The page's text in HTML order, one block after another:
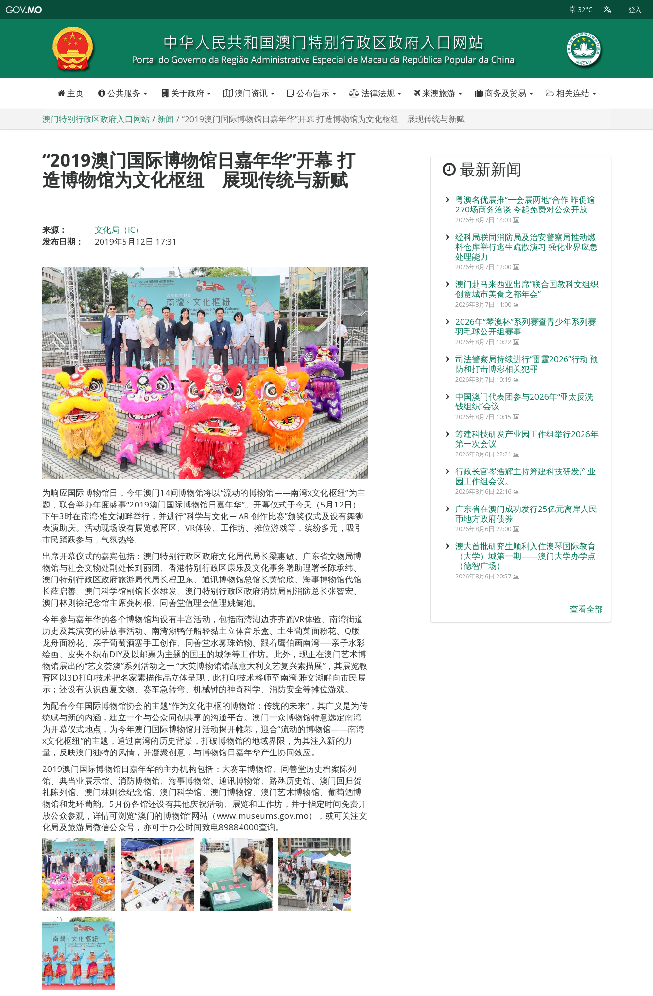
特
政
区
政
口
32°C 登入
主页 公共服务 关于政府 澳门资讯 公布告示 法律法规 来澳旅游 商务及贸易 相关连结
澳门特别行政区政府入口网站 新闻 “2019澳门国际博物馆日嘉年华”开幕 打造博物馆为文化枢纽 展现传统与新赋
“2019澳门国际博物馆日嘉年华”开幕 打
造博物馆为文化枢纽 展现传统与新赋
来源：
文化局（IC）
发布日期：
2019年5月12日 17:31
为响应国际博物馆日，今年澳门14间博物馆将以“流动的博物馆——南湾x文化枢纽”为主
题，联合举办年度盛事“2019澳门国际博物馆日嘉年华”。开幕仪式于今天（5月12日）
下午3时在南湾‧雅文湖畔举行，并进行“科学与文化 ─ AR 创作比赛”颁奖仪式及设有舞狮
表演助庆。活动现场设有展览教育区、VR体验、工作坊、摊位游戏等，缤纷多元，吸引
市民踊跃参与，气氛热络。
出席开幕仪式的嘉宾包括：澳门特别行政区政府文化局代局长梁惠敏、广东省文物局博
物馆与社会文物处副处长刘丽团、香港特别行政区康乐及文化事务署助理署长陈承纬、
澳门特别行政区政府旅游局代局长程卫东、通讯博物馆总馆长黄锦欣、海事博物馆代馆
长薛启善、澳门科学馆副馆长张雄发、澳门特别行政区政府消防局副消防总长张智宏、
澳门林则徐纪念馆主席龚树根、同善堂值理会值理姚健池。
今年参与嘉年华的各个博物馆均设有丰富活动，包括南湾湖边齐齐跑VR体验、南湾街道
历史及其演变的讲故事活动、南湾湖鸭仔船轻黏土立体音乐盒、土生葡菜面粉花、Q版
龙舟面粉花、亲子葡萄酒塞手工创作、同善堂水雾珠饰物、跟着鹰伯画南湾──亲子水彩
绘画、皮夹不织布DIY及以邮票为主题的国王的城堡等工作坊。此外，现正在澳门艺术博
物馆展出的“艺文荟澳”系列活动之一 “大英博物馆馆藏意大利文艺复兴素描展”，其展览教
育区以3D打印技术把名家素描作品立体呈现，此打印技术移师至南湾‧雅文湖畔向市民展
示；还设有认识西夏文物、赛车急转弯、机械钟的神奇科学、消防安全等摊位游戏。
为配合今年国际博物馆协会的主题“作为文化中枢的博物馆：传统的未来”，其广义是为传
统赋与新的内涵，建立一个与公众同创共享的沟通平台。澳门一众博物馆特意选定南湾
为开幕仪式地点，为今年澳门国际博物馆月活动揭开帷幕，迎合“流动的博物馆——南湾
x文化枢纽”的主题，通过南湾的历史背景，打破博物馆的地域界限，为其注入新的力
量，反映澳门独特的风情，并凝聚创意，与博物馆日嘉年华产生协同效应。
2019澳门国际博物馆日嘉年华的主办机构包括：大赛车博物馆、同善堂历史档案陈列
馆、典当业展示馆、消防博物馆、海事博物馆、通讯博物馆、路氹历史馆、澳门回归贺
礼陈列馆、澳门林则徐纪念馆、澳门科学馆、澳门博物馆、澳门艺术博物馆、葡萄酒博
物馆和龙环葡韵。5月份各馆还设有其他庆祝活动、展览和工作坊，并于指定时间免费开
放公众参观，详情可浏览“澳门的博物馆”网站（www.museums.gov.mo），或可关注文
化局及旅游局微信公众号，亦可于办公时间致电89884000查询。
最新新闻
粤澳名优展推“一会展两地”合作 昨促逾
270场商务洽谈 今起免费对公众开放
2026年8月7日 14:03
经科局联同消防局及治安警察局推动燃
料仓库举行逃生疏散演习 强化业界应急
处理能力
2026年8月7日 12:00
澳门赴马来西亚出席“联合国教科文组织
创意城市美食之都年会”
2026年8月7日 11:00
2026年“琴澳杯”系列赛暨青少年系列赛
羽毛球公开组赛事
2026年8月7日 10:22
司法警察局持续进行“雷霆2026”行动 预
防和打击博彩相关犯罪
2026年8月7日 10:19
中国澳门代表团参与2026年“亚太反洗
钱组织”会议
2026年8月7日 10:15
筹建科技研发产业园工作组举行2026年
第一次会议
2026年8月6日 22:21
行政长官岑浩辉主持筹建科技研发产业
园工作组会议。
2026年8月6日 22:16
广东省在澳门成功发行25亿元离岸人民
币地方政府债券
2026年8月6日 22:00
澳大首批研究生顺利入住澳琴国际教育
（大学）城第一期——澳门大学办学点
（德智广场）
2026年8月6日 20:57
查看全部